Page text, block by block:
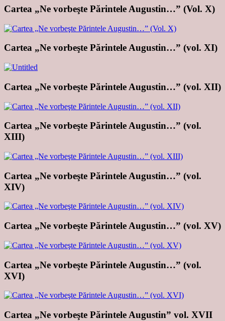
Cartea „Ne vorbeşte Părintele Augustin…” (Vol. X)
Cartea „Ne vorbeşte Părintele Augustin…” (vol. XI)
Cartea „Ne vorbeşte Părintele Augustin…” (vol. XII)
Cartea „Ne vorbeşte Părintele Augustin…” (vol.
XIII)
Cartea „Ne vorbeşte Părintele Augustin…” (vol.
XIV)
Cartea „Ne vorbeşte Părintele Augustin…” (vol. XV)
Cartea „Ne vorbeşte Părintele Augustin…” (vol.
XVI)
Cartea „Ne vorbeşte Părintele Augustin” vol. XVII